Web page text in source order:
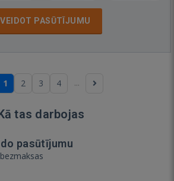
PASŪTĪJUMU
1 2 3 4 ...
tas darbojas
pasūtījumu